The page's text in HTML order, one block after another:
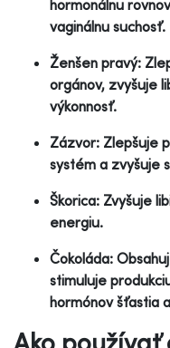
hormonálnu
vaginálnu suchosť.
Ženšen pravý:
orgánov, zvyšuje
výkonnosť.
Zázvor: Zlepšuje
systém a zvyšuje
Škorica: Zvyšuje
energiu.
Čokoláda:
stimuluje
hormónov šťastia